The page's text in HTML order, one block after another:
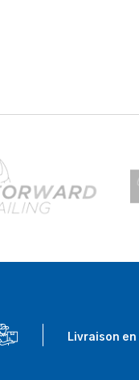
Livraison en